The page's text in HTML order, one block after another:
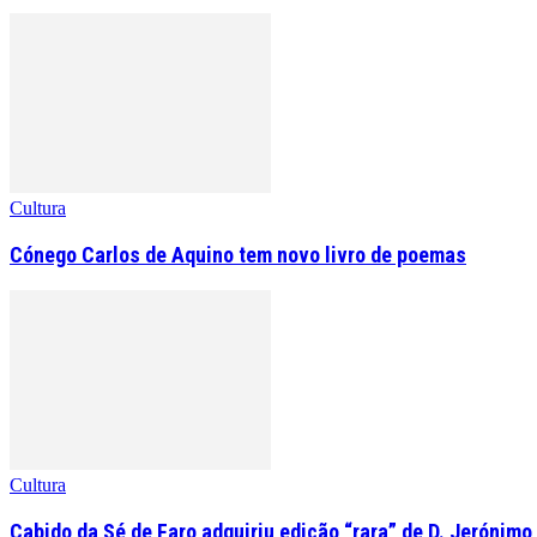
Cultura
Cónego Carlos de Aquino tem novo livro de poemas
Cultura
Cabido da Sé de Faro adquiriu edição “rara” de D.